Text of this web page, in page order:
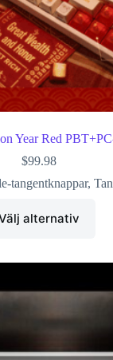
Year Red
$99.98
tangentknappar,
alternativ